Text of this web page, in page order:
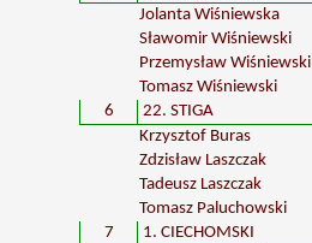
Jolanta Wiśniewska
Sławomir Wiśniewski
Przemysław Wiśniewski
Tomasz Wiśniewski
6
22. STIGA
Krzysztof Buras
Zdzisław Laszczak
Tadeusz Laszczak
Tomasz Paluchowski
7
1. CIECHOMSKI